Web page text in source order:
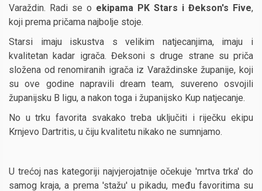
Varaždin. Radi se o ekipama PK Stars i Đekson's Five,
koji prema pričama najbolje stoje.
Starsi imaju iskustva s velikim natjecanjima, imaju i
kvalitetan kadar igrača. Đeksoni s druge strane su priča
složena od renomiranih igrača iz Varaždinske županije, koji
su ove godine napravili dream team, suvereno osvojili
županijsku B ligu, a nakon toga i županijsko Kup natjecanje.
No u trku favorita svakako treba uključiti i riječku ekipu
Krnjevo Dartritis, u čiju kvalitetu nikako ne sumnjamo.
U trećoj nas kategoriji najvjerojatnije očekuje 'mrtva trka' do
samog kraja, a prema 'stažu' u pikadu, među favoritima su